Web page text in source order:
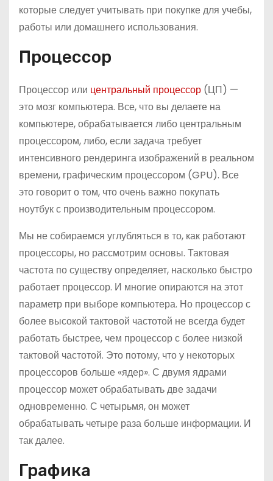
которые следует учитывать при покупке для учебы,
работы или домашнего использования.
Процессор
Процессор или центральный процессор (ЦП) —
это мозг компьютера. Все, что вы делаете на
компьютере, обрабатывается либо центральным
процессором, либо, если задача требует
интенсивного рендеринга изображений в реальном
времени, графическим процессором (GPU). Все
это говорит о том, что очень важно покупать
ноутбук с производительным процессором.
Мы не собираемся углубляться в то, как работают
процессоры, но рассмотрим основы. Тактовая
частота по существу определяет, насколько быстро
работает процессор. И многие опираются на этот
параметр при выборе компьютера. Но процессор с
более высокой тактовой частотой не всегда будет
работать быстрее, чем процессор с более низкой
тактовой частотой. Это потому, что у некоторых
процессоров больше «ядер». С двумя ядрами
процессор может обрабатывать две задачи
одновременно. С четырьмя, он может
обрабатывать четыре раза больше информации. И
так далее.
Графика